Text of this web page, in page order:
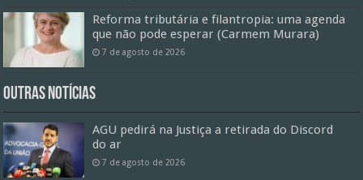
Reforma tributária e filantropia: uma agenda
que não pode esperar (Carmem Murara)
7 de agosto de 2026
Outras Notícias
AGU pedirá na Justiça a retirada do Discord
do ar
7 de agosto de 2026